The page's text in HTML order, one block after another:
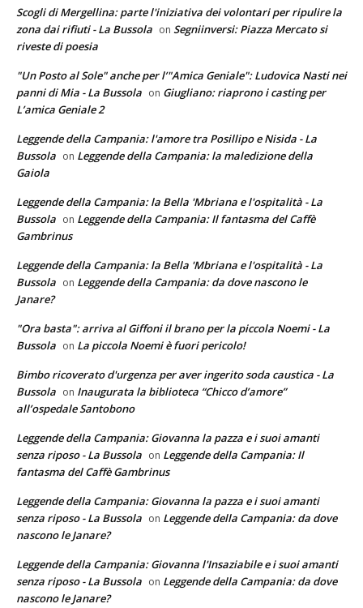
Scogli di Mergellina: parte l'iniziativa dei volontari per ripulire la
zona dai rifiuti - La Bussola on Segniinversi: Piazza Mercato si
riveste di poesia
"Un Posto al Sole" anche per l’"Amica Geniale": Ludovica Nasti nei
panni di Mia - La Bussola on Giugliano: riaprono i casting per
L’amica Geniale 2
Leggende della Campania: l'amore tra Posillipo e Nisida - La
Bussola on Leggende della Campania: la maledizione della
Gaiola
Leggende della Campania: la Bella 'Mbriana e l'ospitalità - La
Bussola on Leggende della Campania: Il fantasma del Caffè
Gambrinus
Leggende della Campania: la Bella 'Mbriana e l'ospitalità - La
Bussola on Leggende della Campania: da dove nascono le
Janare?
"Ora basta": arriva al Giffoni il brano per la piccola Noemi - La
Bussola on La piccola Noemi è fuori pericolo!
Bimbo ricoverato d'urgenza per aver ingerito soda caustica - La
Bussola on Inaugurata la biblioteca “Chicco d’amore”
all’ospedale Santobono
Leggende della Campania: Giovanna la pazza e i suoi amanti
senza riposo - La Bussola on Leggende della Campania: Il
fantasma del Caffè Gambrinus
Leggende della Campania: Giovanna la pazza e i suoi amanti
senza riposo - La Bussola on Leggende della Campania: da dove
nascono le Janare?
Leggende della Campania: Giovanna l'Insaziabile e i suoi amanti
senza riposo - La Bussola on Leggende della Campania: da dove
nascono le Janare?